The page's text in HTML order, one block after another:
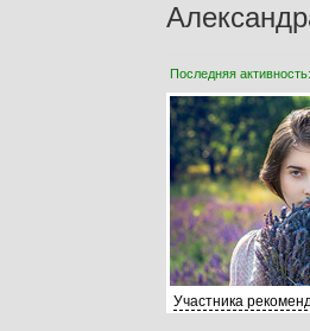
Последняя активность:
Участника